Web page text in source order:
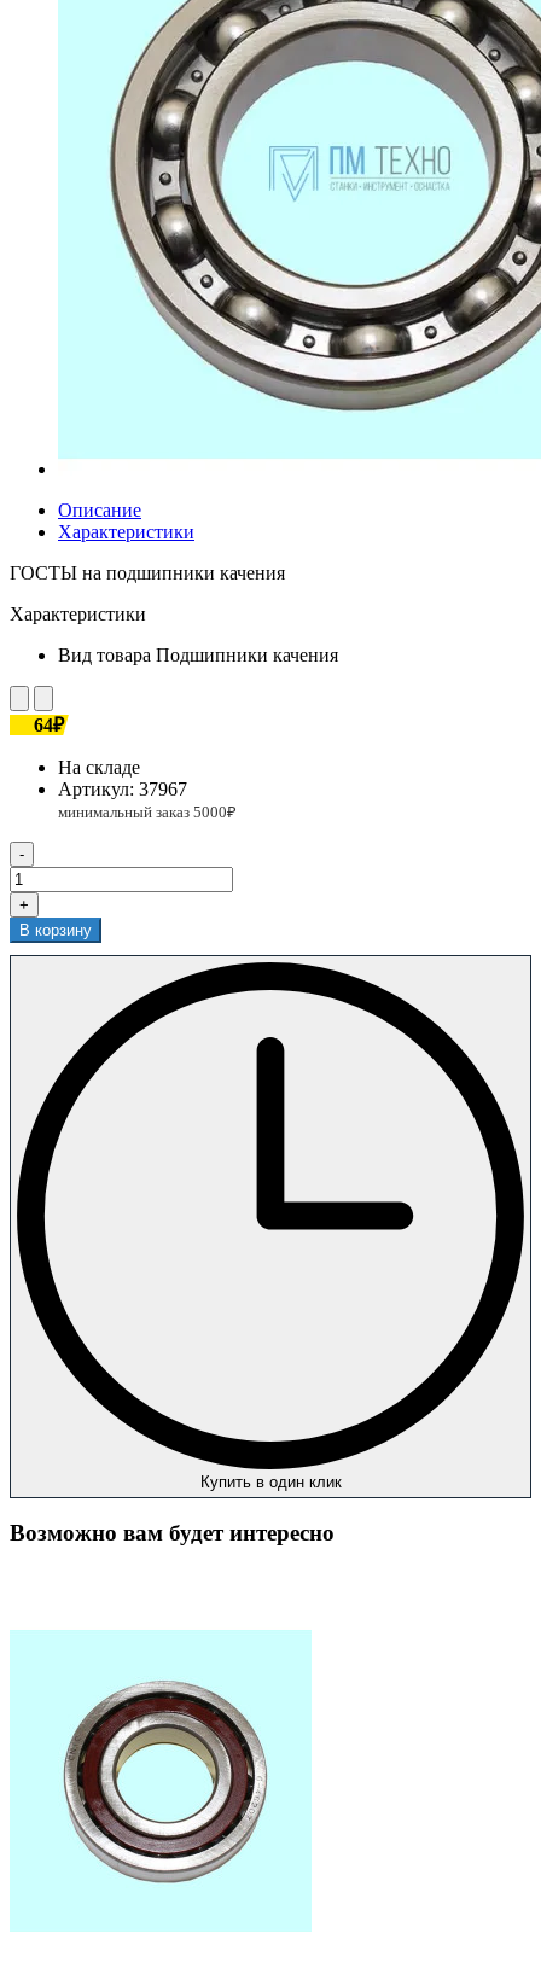
Описание
Характеристики
ГОСТЫ на подшипники качения
Характеристики
Вид товара Подшипники качения
64₽
На складе
Артикул: 37967
-
+
В корзину
Купить в один клик
Возможно вам будет интересно